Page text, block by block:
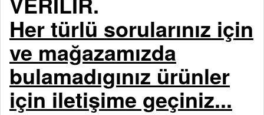
Her türlü sorularınız için
ve mağazamızda
bulamadıgınız ürünler
için iletişime geçiniz...